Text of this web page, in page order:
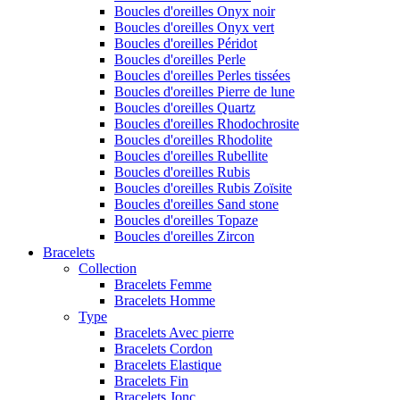
Boucles d'oreilles Onyx noir
Boucles d'oreilles Onyx vert
Boucles d'oreilles Péridot
Boucles d'oreilles Perle
Boucles d'oreilles Perles tissées
Boucles d'oreilles Pierre de lune
Boucles d'oreilles Quartz
Boucles d'oreilles Rhodochrosite
Boucles d'oreilles Rhodolite
Boucles d'oreilles Rubellite
Boucles d'oreilles Rubis
Boucles d'oreilles Rubis Zoïsite
Boucles d'oreilles Sand stone
Boucles d'oreilles Topaze
Boucles d'oreilles Zircon
Bracelets
Collection
Bracelets Femme
Bracelets Homme
Type
Bracelets Avec pierre
Bracelets Cordon
Bracelets Elastique
Bracelets Fin
Bracelets Jonc